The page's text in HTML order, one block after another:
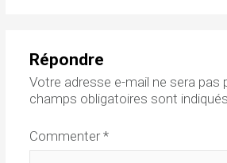
Répondre
Votre adresse e-mail ne sera pas
champs obligatoires sont
Commenter*